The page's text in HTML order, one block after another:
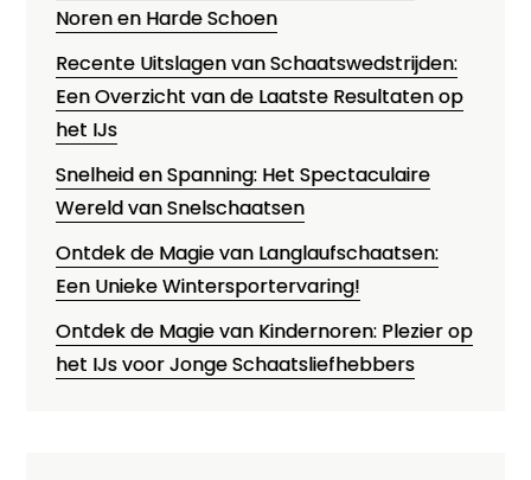
Noren en Harde Schoen
Recente Uitslagen van Schaatswedstrijden:
Een Overzicht van de Laatste Resultaten op
het IJs
Snelheid en Spanning: Het Spectaculaire
Wereld van Snelschaatsen
Ontdek de Magie van Langlaufschaatsen:
Een Unieke Wintersportervaring!
Ontdek de Magie van Kindernoren: Plezier op
het IJs voor Jonge Schaatsliefhebbers